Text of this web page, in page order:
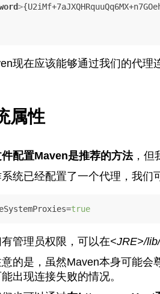
>
现在应该能够通过我们的代理
属性
配置Maven是推荐的方法，但
统已经配置了一个代理，我们
true
管理员权限，可以在<JRE>/
的是，虽然Maven本身可能
出现连接失败的情况。